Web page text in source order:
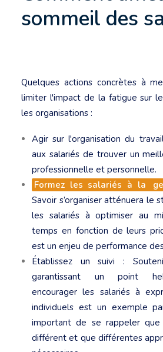
sommeil des
Quelques actions concrètes à
limiter l'impact de la fatigue sur
les organisations :
Agir sur l'organisation du
aux salariés de trouver un
professionnelle et personnelle.
Formez les salariés à la
Savoir s’organiser atténuera le
les salariés à optimiser au
temps en fonction de leurs
est un enjeu de performance
Établissez un suivi :
garantissant un point
encourager les salariés à
individuels est un exemple
important de se rappeler que
différent et que différentes